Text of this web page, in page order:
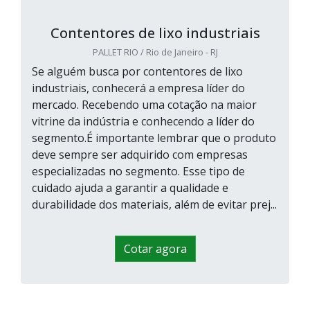
Contentores de lixo industriais
PALLET RIO / Rio de Janeiro - RJ
Se alguém busca por contentores de lixo
industriais, conhecerá a empresa líder do
mercado. Recebendo uma cotação na maior
vitrine da indústria e conhecendo a líder do
segmento.É importante lembrar que o produto
deve sempre ser adquirido com empresas
especializadas no segmento. Esse tipo de
cuidado ajuda a garantir a qualidade e
durabilidade dos materiais, além de evitar prej...
Cotar agora